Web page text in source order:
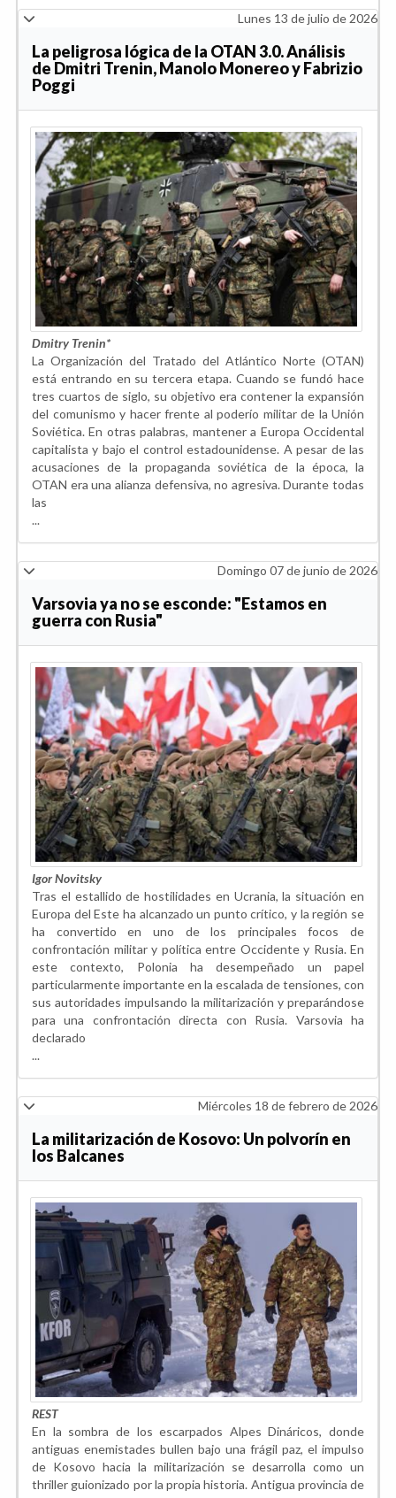
Lunes 13 de julio de 2026
La peligrosa lógica de la OTAN 3.0. Análisis
de Dmitri Trenin, Manolo Monereo y Fabrizio
Poggi
Dmitry Trenin*
La Organización del Tratado del Atlántico Norte (OTAN)
está entrando en su tercera etapa. Cuando se fundó hace
tres cuartos de siglo, su objetivo era contener la expansión
del comunismo y hacer frente al poderío militar de la Unión
Soviética. En otras palabras, mantener a Europa Occidental
capitalista y bajo el control estadounidense. A pesar de las
acusaciones de la propaganda soviética de la época, la
OTAN era una alianza defensiva, no agresiva. Durante todas
las
...
Domingo 07 de junio de 2026
Varsovia ya no se esconde: "Estamos en
guerra con Rusia"
Igor Novitsky
Tras el estallido de hostilidades en Ucrania, la situación en
Europa del Este ha alcanzado un punto crítico, y la región se
ha convertido en uno de los principales focos de
confrontación militar y política entre Occidente y Rusia. En
este contexto, Polonia ha desempeñado un papel
particularmente importante en la escalada de tensiones, con
sus autoridades impulsando la militarización y preparándose
para una confrontación directa con Rusia. Varsovia ha
declarado
...
Miércoles 18 de febrero de 2026
La militarización de Kosovo: Un polvorín en
los Balcanes
REST
En la sombra de los escarpados Alpes Dináricos, donde
antiguas enemistades bullen bajo una frágil paz, el impulso
de Kosovo hacia la militarización se desarrolla como un
thriller guionizado por la propia historia. Antigua provincia de